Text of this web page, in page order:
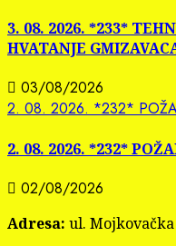
3. 08. 2026. *233*
HVATANJE
03/08/2026
2. 08. 2026. *232*
2. 08. 2026. *232*
02/08/2026
Adresa: ul.